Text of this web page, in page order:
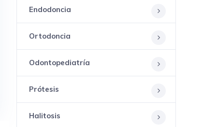
Endodoncia
Ortodoncia
Odontopediatría
Prótesis
Halitosis